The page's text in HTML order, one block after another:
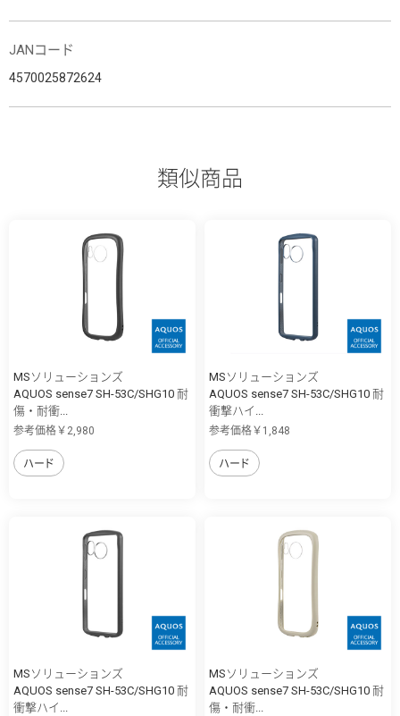
JANコード
4570025872624
類似商品
MSソリューションズ
AQUOS sense7 SH-53C/SHG10 耐
傷・耐衝...
参考価格￥2,980
ハード
MSソリューションズ
AQUOS sense7 SH-53C/SHG10 耐
衝撃ハイ...
参考価格￥1,848
ハード
MSソリューションズ
AQUOS sense7 SH-53C/SHG10 耐
衝撃ハイ...
MSソリューションズ
AQUOS sense7 SH-53C/SHG10 耐
傷・耐衝...